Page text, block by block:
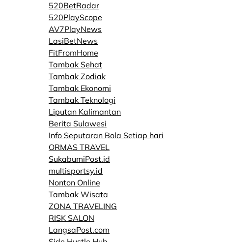
520BetRadar
520PlayScope
AV7PlayNews
LasiBetNews
FitFromHome
Tambak Sehat
Tambak Zodiak
Tambak Ekonomi
Tambak Teknologi
Liputan Kalimantan
Berita Sulawesi
Info Seputaran Bola Setiap hari
ORMAS TRAVEL
SukabumiPost.id
multisportsy.id
Nonton Online
Tambak Wisata
ZONA TRAVELING
RISK SALON
LangsaPost.com